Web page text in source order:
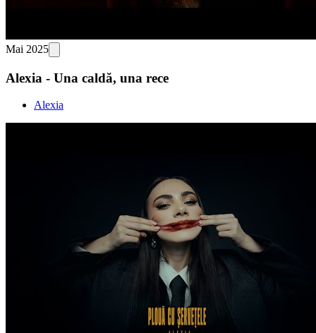
Mai 2025
Alexia - Una caldă, una rece
Alexia